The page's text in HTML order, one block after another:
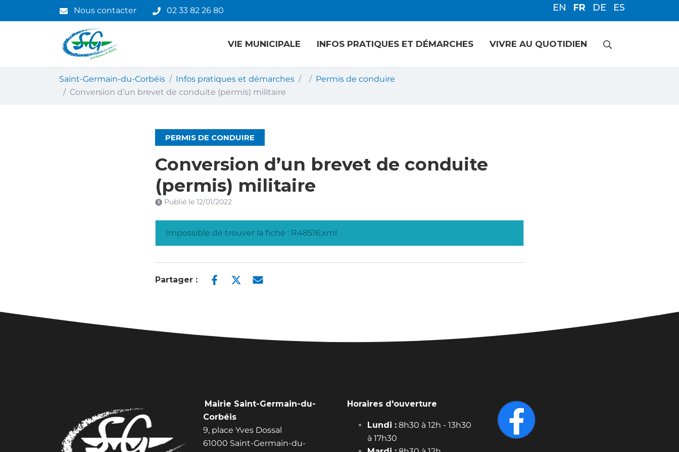
au
Nous contacter 02 33 82 26 80 EN FR DE ES
Saint-Germain-du-Corbéis
VIE MUNICIPALE INFOS PRATIQUES ET DÉMARCHES VIVRE AU QUOTIDIEN
Saint-Germain-du-Corbéis Infos pratiques et démarches
Permis de conduire
Conversion d’un brevet de conduite (permis) militaire
PERMIS DE CONDUIRE
Conversion d’un brevet de conduite
(permis) militaire
Publié le 12/01/2022
Impossible de trouver la fiche : R48516.xml
Partager :
Mairie Saint-Germain-du-
Corbéis
9, place Yves Dossal
61000 Saint-Germain-du-
Horaires d'ouverture
Lundi : 8h30 à 12h - 13h30
à 17h30